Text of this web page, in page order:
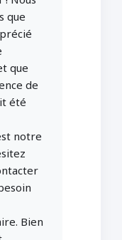
que
que
de
été
notre
Bien